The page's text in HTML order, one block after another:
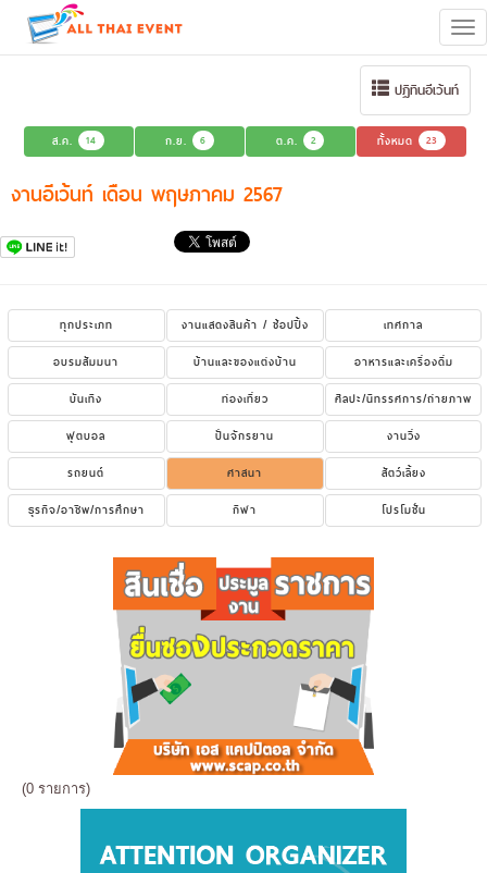
ปฏิทินอีเว้นท์
ส.ค. 14 ก.ย. 6 ต.ค. 2 ทั้งหมด 23
งานอีเว้นท์ เดือน พฤษภาคม 2567
ทุกประเภท งานแสดงสินค้า / ช้อปปิ้ง
เทศกาล
อบรมสัมมนา
บ้านและของแต่งบ้าน
อาหารและเครื่องดื่ม
บันเทิง
ท่องเที่ยว
ศิลปะ/นิทรรศการ/ถ่ายภาพ
ฟุตบอล
ปั่นจักรยาน
งานวิ่ง
รถยนต์
ศาสนา
สัตว์เลี้ยง
ธุรกิจ/อาชีพ/การศึกษา
กีฬา โปรโมชั่น
(0 รายการ)